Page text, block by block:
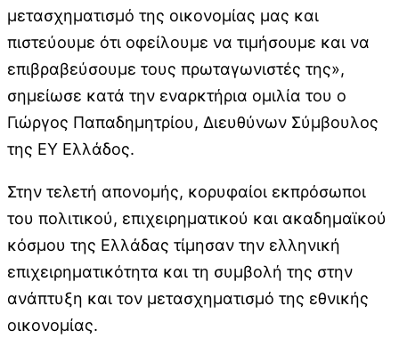
μετασχηματισμό της οικονομίας μας και
πιστεύουμε ότι οφείλουμε να τιμήσουμε και να
επιβραβεύσουμε τους πρωταγωνιστές της»,
σημείωσε κατά την εναρκτήρια ομιλία του ο
Γιώργος Παπαδημητρίου, Διευθύνων Σύμβουλος
της ΕΥ Ελλάδος.
Στην τελετή απονομής, κορυφαίοι εκπρόσωποι
του πολιτικού, επιχειρηματικού και ακαδημαϊκού
κόσμου της Ελλάδας τίμησαν την ελληνική
επιχειρηματικότητα και τη συμβολή της στην
ανάπτυξη και τον μετασχηματισμό της εθνικής
οικονομίας.